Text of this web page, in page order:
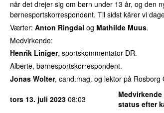
når det drejer sig om børn under 13 år, og den
børnesportskorrespondent. Til sidst kårer vi
Værter: Anton Ringdal og Mathilde Muus.
Medvirkende:
Henrik Liniger, sportskommentator DR.
Alberte, børnesportskorrespondent.
Jonas Wolter, cand.mag. og lektor på Rosborg
tors 13. juli 2023 08:03
Medvirkende
status efter